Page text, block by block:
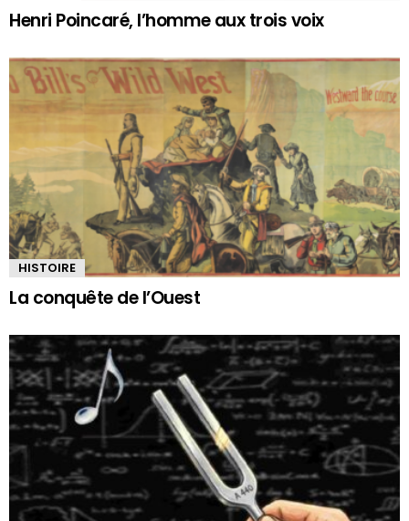
Henri Poincaré, l’homme aux trois voix
HISTOIRE
La conquête de l’Ouest